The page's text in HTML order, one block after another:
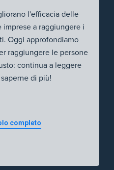
l'efficacia delle
a raggiungere i
Oggi approfondiamo
raggiungere le persone
continua a leggere
di più!
completo